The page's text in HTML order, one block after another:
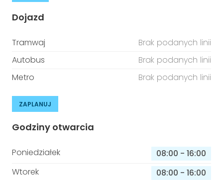
Dojazd
Tramwaj
Brak podanych linii
Autobus
Brak podanych linii
Metro
Brak podanych linii
ZAPLANUJ
Godziny otwarcia
Poniedziałek 08:00 - 16:00
Wtorek
08:00 - 16:00